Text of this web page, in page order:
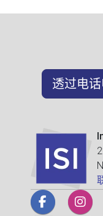
透过电